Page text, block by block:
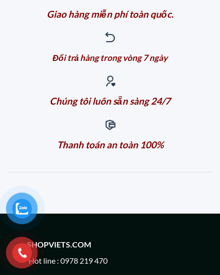
Giao hàng miễn phí toàn quốc.
Đổi trả hàng trong vòng 7 ngày
Chúng tôi luôn sẵn sàng 24/7
Thanh toán an toàn 100%
SHOPVIETS.COM
Hot line : 0978 219 470